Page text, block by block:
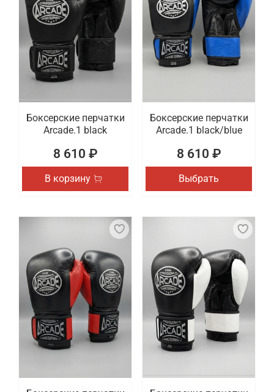
Боксерские перчатки
Arcade.1 black
8 610 ₽
В корзину
Боксерские перчатки
Arcade.1 black/blue
8 610 ₽
Выбрать